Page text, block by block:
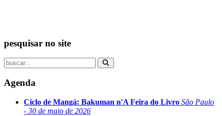
pesquisar no site
Agenda
Ciclo de Mangá: Bakuman n'A Feira do Livro São Paulo
- 30 de maio de 2026